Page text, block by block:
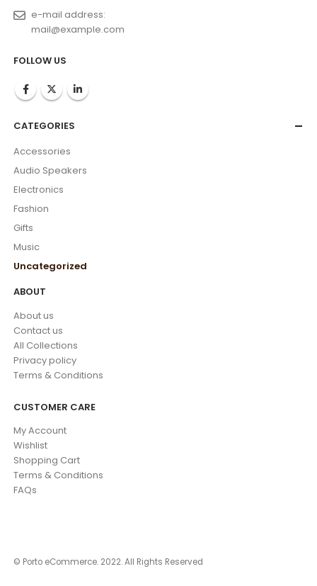
e-mail address:
mail@example.com
FOLLOW US
CATEGORIES
Accessories
Audio Speakers
Electronics
Fashion
Gifts
Music
Uncategorized
ABOUT
About us
Contact us
All Collections
Privacy policy
Terms & Conditions
CUSTOMER CARE
My Account
Wishlist
Shopping Cart
Terms & Conditions
FAQs
© Porto eCommerce. 2022. All Rights Reserved